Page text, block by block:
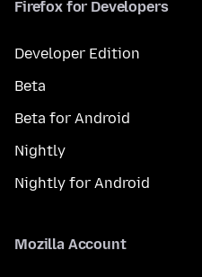
Firefox for Developers
Developer Edition
Beta
Beta for Android
Nightly
Nightly for Android
Mozilla Account